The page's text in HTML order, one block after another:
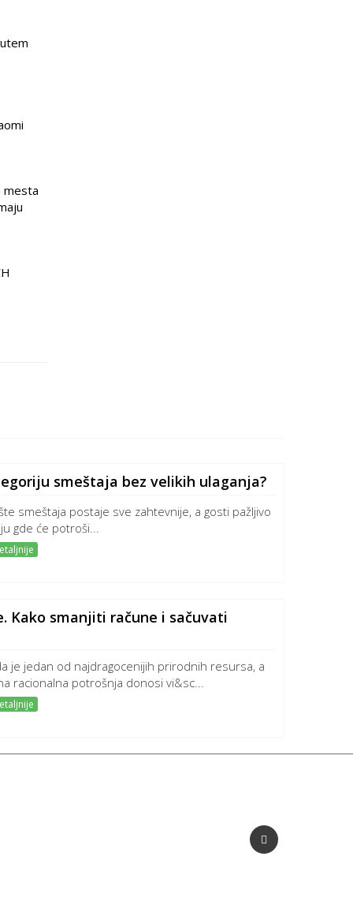
mesta
smeštaja bez velikih ulaganja?
smeštaja postaje sve zahtevnije, a gosti pažljivo
gde će potroši...
Kako smanjiti račune i sačuvati
je jedan od najdragocenijih prirodnih resursa, a
racionalna potrošnja donosi vi&sc...